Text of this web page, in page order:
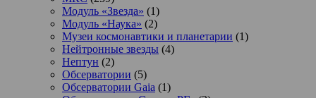
Модуль «Звезда» (1)
Модуль «Наука» (2)
Музеи космонавтики и планетарии (1)
Нейтронные звезды (4)
Нептун (2)
Обсерватории (5)
Обсерватории Gaia (1)